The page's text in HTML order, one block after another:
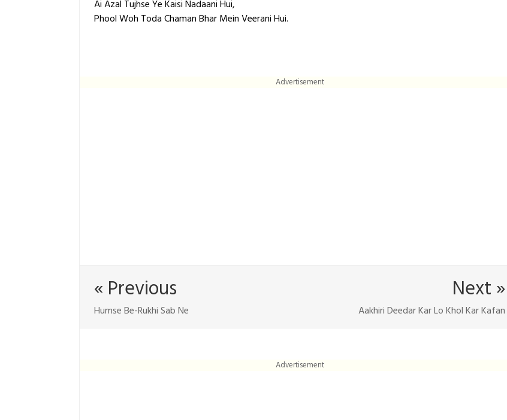
Ai Azal Tujhse Ye Kaisi Nadaani Hui,
Phool Woh Toda Chaman Bhar Mein Veerani Hui.
Advertisement
Next »
Aakhiri Deedar Kar Lo Khol Kar Kafan
« Previous
Humse Be-Rukhi Sab Ne
Advertisement